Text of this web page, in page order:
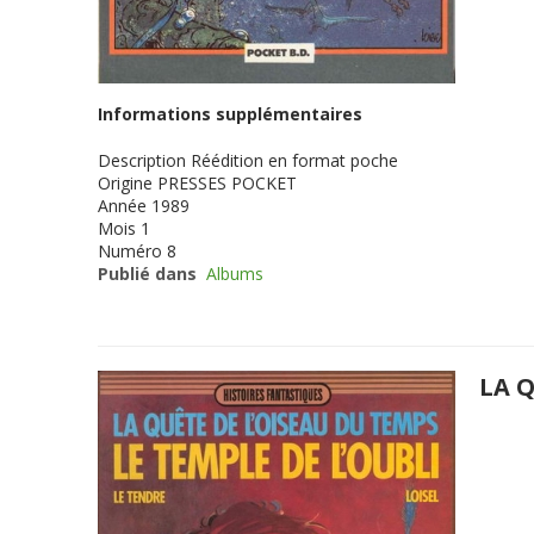
Informations supplémentaires
Description Réédition en format poche
Origine PRESSES POCKET
Année 1989
Mois 1
Numéro 8
Publié dans Albums
LA